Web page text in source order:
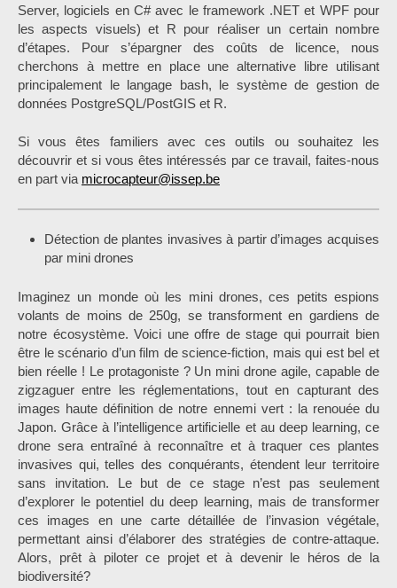
Server, logiciels en C# avec le framework .NET et WPF pour
les aspects visuels) et R pour réaliser un certain nombre
d’étapes. Pour s’épargner des coûts de licence, nous
cherchons à mettre en place une alternative libre utilisant
principalement le langage bash, le système de gestion de
données PostgreSQL/PostGIS et R.
Si vous êtes familiers avec ces outils ou souhaitez les
découvrir et si vous êtes intéressés par ce travail, faites-nous
en part via microcapteur@issep.be
Détection de plantes invasives à partir d’images acquises
par mini drones
Imaginez un monde où les mini drones, ces petits espions
volants de moins de 250g, se transforment en gardiens de
notre écosystème. Voici une offre de stage qui pourrait bien
être le scénario d’un film de science-fiction, mais qui est bel et
bien réelle ! Le protagoniste ? Un mini drone agile, capable de
zigzaguer entre les réglementations, tout en capturant des
images haute définition de notre ennemi vert : la renouée du
Japon. Grâce à l’intelligence artificielle et au deep learning, ce
drone sera entraîné à reconnaître et à traquer ces plantes
invasives qui, telles des conquérants, étendent leur territoire
sans invitation. Le but de ce stage n’est pas seulement
d’explorer le potentiel du deep learning, mais de transformer
ces images en une carte détaillée de l’invasion végétale,
permettant ainsi d’élaborer des stratégies de contre-attaque.
Alors, prêt à piloter ce projet et à devenir le héros de la
biodiversité?